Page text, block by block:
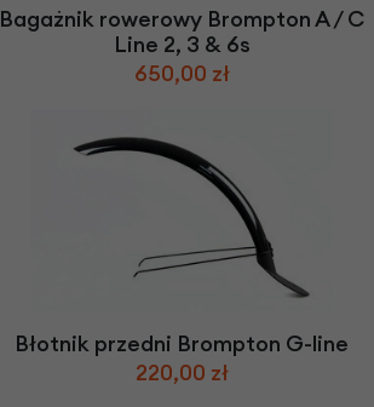
Bagażnik rowerowy Brompton A / C
Line 2, 3 & 6s
650,00 zł
Błotnik przedni Brompton G-line
220,00 zł